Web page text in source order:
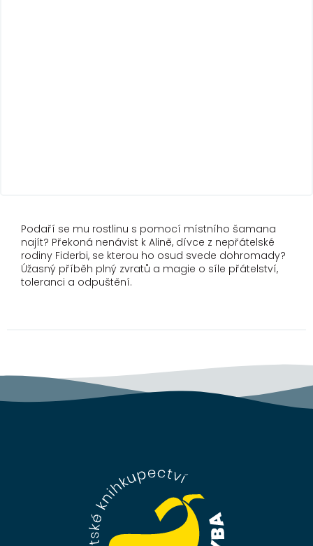
Podaří se mu rostlinu s pomocí místního šamana
najít? Překoná nenávist k Alině, dívce z nepřátelské
rodiny Fiderbi, se kterou ho osud svede dohromady?
Úžasný příběh plný zvratů a magie o síle přátelství,
toleranci a odpuštění.